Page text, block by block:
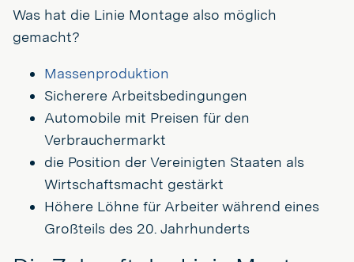
Was hat die Linie Montage also möglich
gemacht?
Massenproduktion
Sicherere Arbeitsbedingungen
Automobile mit Preisen für den
Verbrauchermarkt
die Position der Vereinigten Staaten als
Wirtschaftsmacht gestärkt
Höhere Löhne für Arbeiter während eines
Großteils des 20. Jahrhunderts